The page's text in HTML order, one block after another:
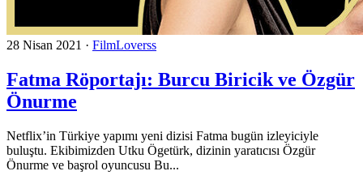
28 Nisan 2021 · FilmLoverss
Fatma Röportajı: Burcu Biricik ve Özgür
Önurme
Netflix’in Türkiye yapımı yeni dizisi Fatma bugün izleyiciyle
buluştu. Ekibimizden Utku Ögetürk, dizinin yaratıcısı Özgür
Önurme ve başrol oyuncusu Bu...